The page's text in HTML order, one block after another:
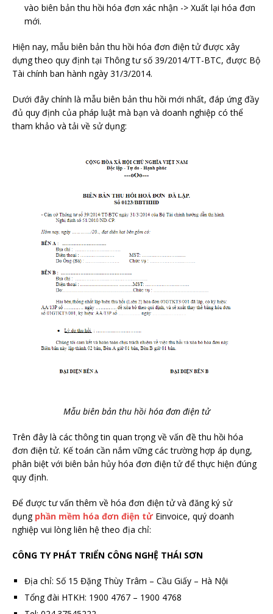
vào biên bản thu hồi hóa đơn xác nhận -> Xuất lại hóa đơn
mới.
Hiện nay, mẫu biên bản thu hồi hóa đơn điện tử được xây
dựng theo quy định tại Thông tư số 39/2014/TT-BTC, được Bộ
Tài chính ban hành ngày 31/3/2014.
Dưới đây chính là mẫu biên bản thu hồi mới nhất, đáp ứng đầy
đủ quy định của pháp luật mà bạn và doanh nghiệp có thể
tham khảo và tải về sử dụng:
Mẫu biên bản thu hồi hóa đơn điện tử
Trên đây là các thông tin quan trọng về vấn đề thu hồi hóa
đơn điện tử. Kế toán cần nắm vững các trường hợp áp dụng,
phân biệt với biên bản hủy hóa đơn điện tử để thực hiện đúng
quy định.
Để được tư vấn thêm về hóa đơn điện tử và đăng ký sử
dụng phần mềm hóa đơn điện tửEinvoice, quý doanh
nghiệp vui lòng liên hệ theo địa chỉ:
CÔNG TY PHÁT TRIỂN CÔNG NGHỆ THÁI SƠN
Địa chỉ: Số 15 Đặng Thùy Trâm – Cầu Giấy – Hà Nội
Tổng đài HTKH: 1900 4767 – 1900 4768